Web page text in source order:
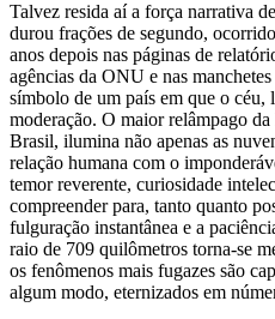
Talvez resida aí a força narrativa
durou frações de segundo,
anos depois nas páginas de
agências da ONU e nas
símbolo de um país em que o céu,
moderação. O maior relâmpago
Brasil, ilumina não apenas as
relação humana com o
temor reverente, curiosidade
compreender para, tanto quanto
fulguração instantânea e a
raio de 709 quilômetros torna‑se
os fenômenos mais fugazes são
algum modo, eternizados em